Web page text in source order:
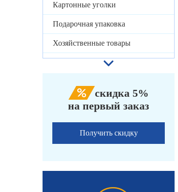
Картонные уголки
Подарочная упаковка
Хозяйственные товары
скидка 5%
на первый заказ
Получить скидку